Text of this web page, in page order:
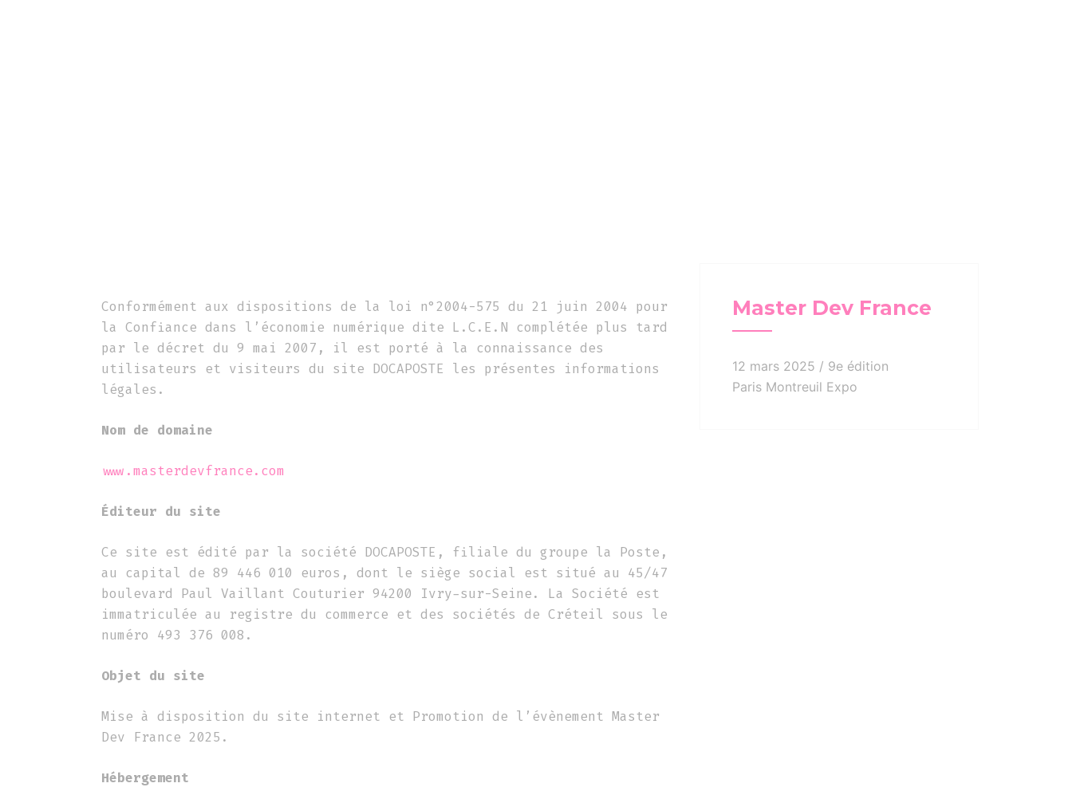
Conformément aux dispositions de la loi n°2004-575 du 21 juin 2004 pour
la Confiance dans l’économie numérique dite L.C.E.N complétée plus tard
par le décret du 9 mai 2007, il est porté à la connaissance des
utilisateurs et visiteurs du site DOCAPOSTE les présentes informations
légales.
Nom de domaine
www.masterdevfrance.com
Éditeur du site
Ce site est édité par la société DOCAPOSTE, filiale du groupe la Poste,
au capital de 89 446 010 euros, dont le siège social est situé au 45/47
boulevard Paul Vaillant Couturier 94200 Ivry-sur-Seine. La Société est
immatriculée au registre du commerce et des sociétés de Créteil sous le
numéro 493 376 008.
Objet du site
Mise à disposition du site internet et Promotion de l’évènement Master
Dev France 2025.
Hébergement
Master Dev France
12 mars 2025 / 9e édition
Paris Montreuil Expo